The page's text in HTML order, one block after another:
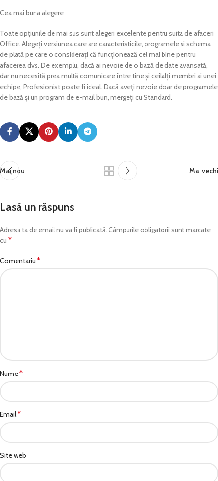
Cea mai buna alegere
Toate opțiunile de mai sus sunt alegeri excelente pentru suita de afaceri
Office. Alegeți versiunea care are caracteristicile, programele și schema
de plată pe care o considerați că funcționează cel mai bine pentru
afacerea dvs. De exemplu, dacă ai nevoie de o bază de date avansată,
dar nu necesită prea multă comunicare între tine și ceilalți membri ai unei
echipe, Profesionist poate fi ideal. Dacă aveți nevoie doar de programele
de bază și un program de e-mail bun, mergeți cu Standard.
Mai nou Mai vechi
Lasă un răspuns
Adresa ta de email nu va fi publicată. Câmpurile obligatorii sunt marcate
cu *
Comentariu *
Nume*
Email*
Site web